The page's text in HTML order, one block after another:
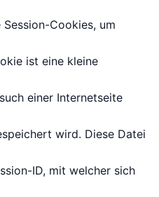
Cookies, um
ist eine kleine
einer Internetseite
wird. Diese Datei
ID, mit welcher sich